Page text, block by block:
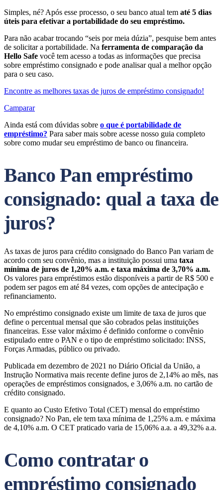
Simples, né? Após esse processo, o seu banco atual tem até 5 dias
úteis para efetivar a portabilidade do seu empréstimo.
Para não acabar trocando “seis por meia dúzia”, pesquise bem antes
de solicitar a portabilidade. Na ferramenta de comparação da
Hello Safe você tem acesso a todas as informações que precisa
sobre empréstimo consignado e pode analisar qual a melhor opção
para o seu caso.
Encontre as melhores taxas de juros de empréstimo consignado!
Camparar
Ainda está com dúvidas sobre o que é portabilidade de
empréstimo? Para saber mais sobre acesse nosso guia completo
sobre como mudar seu empréstimo de banco ou financeira.
Banco Pan empréstimo
consignado: qual a taxa de
juros?
As taxas de juros para crédito consignado do Banco Pan variam de
acordo com seu convênio, mas a instituição possui uma taxa
mínima de juros de 1,20% a.m. e taxa máxima de 3,70% a.m.
Os valores para empréstimos estão disponíveis a partir de R$ 500 e
podem ser pagos em até 84 vezes, com opções de antecipação e
refinanciamento.
No empréstimo consignado existe um limite de taxa de juros que
define o percentual mensal que são cobrados pelas instituições
financeiras. Esse valor máximo é definido conforme o convênio
estipulado entre o PAN e o tipo de empréstimo solicitado: INSS,
Forças Armadas, público ou privado.
Publicada em dezembro de 2021 no Diário Oficial da União, a
Instrução Normativa mais recente define juros de 2,14% ao mês, nas
operações de empréstimos consignados, e 3,06% a.m. no cartão de
crédito consignado.
E quanto ao Custo Efetivo Total (CET) mensal do empréstimo
consignado? No Pan, ele tem taxa mínima de 1,25% a.m. e máxima
de 4,10% a.m. O CET praticado varia de 15,06% a.a. a 49,32% a.a.
Como contratar o
empréstimo consignado